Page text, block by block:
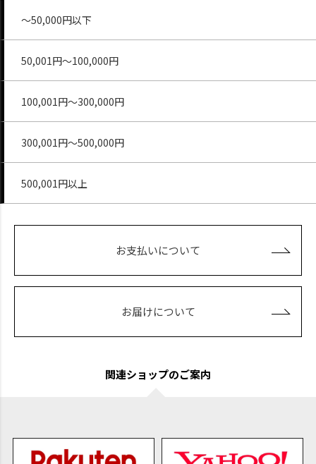
～50,000円以下
50,001円～100,000円
100,001円～300,000円
300,001円～500,000円
500,001円以上
お支払いについて
お届けについて
関連ショップのご案内